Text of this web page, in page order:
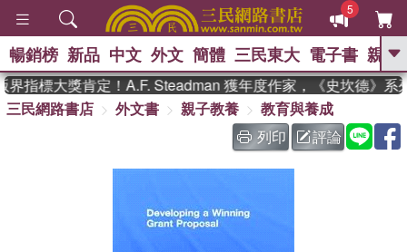
5
GO
熱搜： 東野圭吾 、 The Odyssey
、 如果歷史是一群喵 、 暑期
國際布克獎 臺灣漫遊錄 、 方
念華 、 台灣的李登輝時代
暢銷榜 新品 中文 外文 簡體 三民東大 電子書 親子
指標大獎肯定！A.F. Steadman 獲年度作家，《史坎德》系
三民網路書店
外文書 親子教養
教育與養成
列印
評論